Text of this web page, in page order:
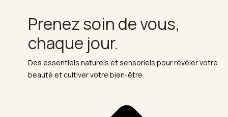
Prenez soin de vous,
chaque jour.
Des essentiels naturels et sensoriels pour révéler votre
beauté et cultiver votre bien-être.